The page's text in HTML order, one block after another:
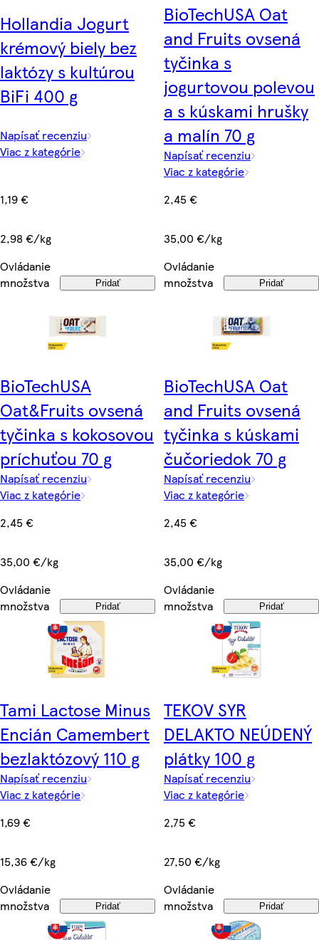
Hollandia Jogurt
krémový biely bez
laktózy s kultúrou
BiFi 400 g
Napísať recenziu
Viac z kategórie
1,19 €
2,98 €/kg
Ovládanie
množstva
Pridať
BioTechUSA Oat
and Fruits ovsená
tyčinka s
jogurtovou polevou
a s kúskami hrušky
a malín 70 g
Napísať recenziu
Viac z kategórie
2,45 €
35,00 €/kg
Ovládanie
množstva
Pridať
BioTechUSA
Oat&Fruits ovsená
tyčinka s kokosovou
príchuťou 70 g
Napísať recenziu
Viac z kategórie
2,45 €
35,00 €/kg
Ovládanie
množstva
Pridať
BioTechUSA Oat
and Fruits ovsená
tyčinka s kúskami
čučoriedok 70 g
Napísať recenziu
Viac z kategórie
2,45 €
35,00 €/kg
Ovládanie
množstva
Pridať
Tami Lactose Minus
Encián Camembert
bezlaktózový 110 g
Napísať recenziu
Viac z kategórie
1,69 €
15,36 €/kg
Ovládanie
množstva
Pridať
TEKOV SYR
DELAKTO NEÚDENÝ
plátky 100 g
Napísať recenziu
Viac z kategórie
2,75 €
27,50 €/kg
Ovládanie
množstva
Pridať